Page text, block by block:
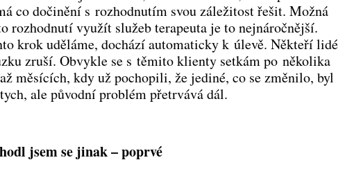
co dočinění s rozhodnutím svou záležitost řešit. Možná
rozhodnutí využít služeb terapeuta je to nejnáročnější.
krok uděláme, dochází automaticky k úlevě. Někteří lidé
zruší. Obvykle se s těmito klienty setkám po několika
měsících, kdy už pochopili, že jediné, co se změnilo, byl
ale původní problém přetrvává dál.
jsem se jinak – poprvé